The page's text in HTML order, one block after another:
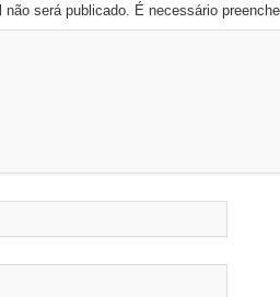
não será publicado. É necessário